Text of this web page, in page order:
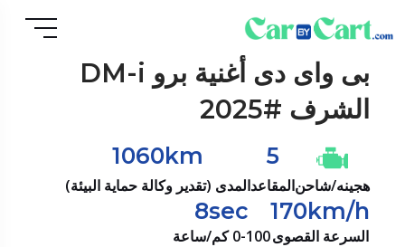
بى واى دى
أغنية برو DM-i
الشرف #2025
هجينه/شاحن
5
المقاعد
1060km
المدى (تقدير وكالة حماية البيئة)
170km/h
السرعة القصوى
8sec
0-100 كم/ساعة